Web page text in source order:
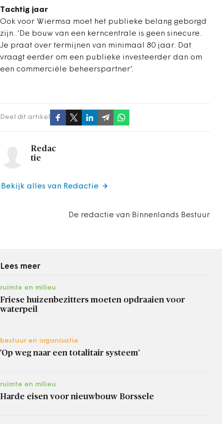
Tachtig jaar
Ook voor Wiermsa moet het publieke belang geborgd
zijn. ‘De bouw van een kerncentrale is geen sinecure.
Je praat over termijnen van minimaal 80 jaar. Dat
vraagt eerder om een publieke investeerder dan om
een commerciële beheerspartner’.
Deel dit artikel
Redac
tie
De redactie van Binnenlands Bestuur
Bekijk alles van Redactie
Lees meer
ruimte en milieu
Friese huizenbezitters moeten opdraaien voor
waterpeil
bestuur en organisatie
'Op weg naar een totalitair systeem'
ruimte en milieu
Harde eisen voor nieuwbouw Borssele